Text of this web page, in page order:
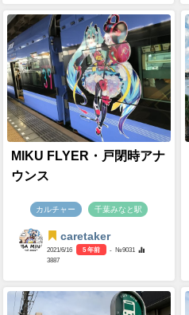
MIKU FLYER・戸閉時アナ
ウンス
カルチャー 千葉みなと駅
caretaker
2021/6/16 5 年前
- №9031
3887